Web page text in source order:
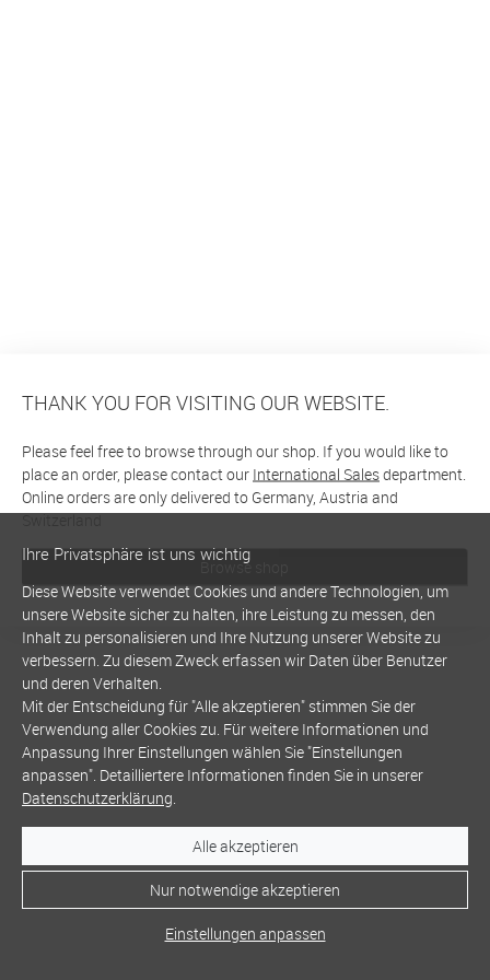
THANK YOU FOR VISITING OUR WEBSITE.
Please feel free to browse through our shop. If you would like to
place an order, please contact our International Salesdepartment.
Online orders are only delivered to Germany, Austria and
Switzerland
Browse shop
Ihre Privatsphäre ist uns wichtig
Diese Website verwendet Cookies und andere Technologien, um
unsere Website sicher zu halten, ihre Leistung zu messen, den
Inhalt zu personalisieren und Ihre Nutzung unserer Website zu
verbessern. Zu diesem Zweck erfassen wir Daten über Benutzer
und deren Verhalten.
Mit der Entscheidung für "Alle akzeptieren" stimmen Sie der
Verwendung aller Cookies zu. Für weitere Informationen und
Anpassung Ihrer Einstellungen wählen Sie "Einstellungen
anpassen". Detailliertere Informationen finden Sie in unserer
Datenschutzerklärung.
Alle akzeptieren
Nur notwendige akzeptieren
Einstellungen anpassen